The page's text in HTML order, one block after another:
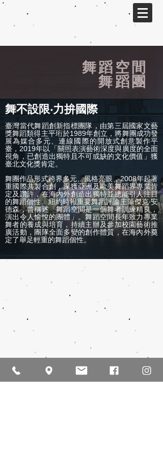
舞蹈空間
舞蹈團
舞不設限‧力拚國際
臺灣當代舞蹈創新指標團隊，由第三屆國家文藝
獎舞蹈類得主平珩於1989年創立，將舞團成功發
展為媒合多元、連線國際的開放式創意製作平
臺，2019年以「關照表演藝術深度與廣度的全面
視角，已創造出獨特且不可或缺的文化價值」獲
臺北文化獎肯定。
舞團作品形式跨界多元、風格亮眼，2008年起著
重國際共製合創，深獲亞洲及歐美舞蹈界專業肯
定及讚許，在海內外創造出獨特並總能引人注目
的舞蹈個性。紐約時報重要舞蹈評論主筆傑克‧安
德森，曾稱述「舞蹈空間是一個舞者訓練精良，
演出令人愉悅的團體」。舞蹈空間長年致力專業
舞者的養成與培育，持續主辦及參加校園藝術推
廣活動，團隊全面多變的創作體質，在海內外奠
定了舉足輕重的舞蹈個性。